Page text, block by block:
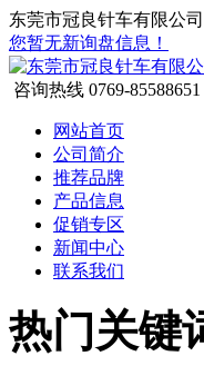
东莞市冠良针车有限公
您暂无新询盘信息！
咨询热线 0769-85588651
网站首页
公司简介
推荐品牌
产品信息
促销专区
新闻中心
联系我们
热门关键